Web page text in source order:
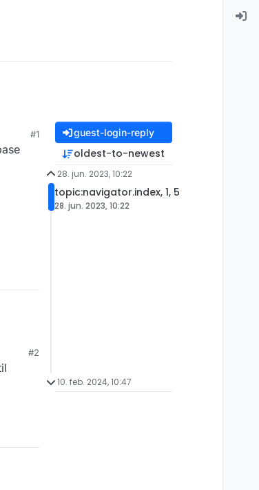
#1
#2
guest-login-reply
oldest-to-newest
28. jun. 2023, 10:22
topic:navigator.index, 1, 5
28. jun. 2023, 10:22
10. feb. 2024, 10:47